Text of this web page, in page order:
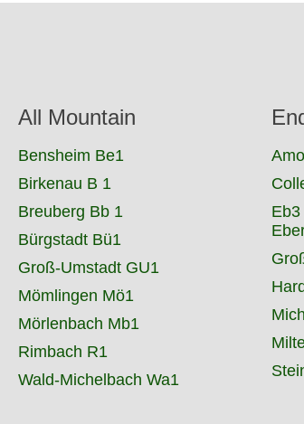
All Mountain
Bensheim Be1
Birkenau B 1
Breuberg Bb 1
Bürgstadt Bü1
Groß-Umstadt GU1
Mömlingen Mö1
Mörlenbach Mb1
Rimbach R1
Wald-Michelbach Wa1